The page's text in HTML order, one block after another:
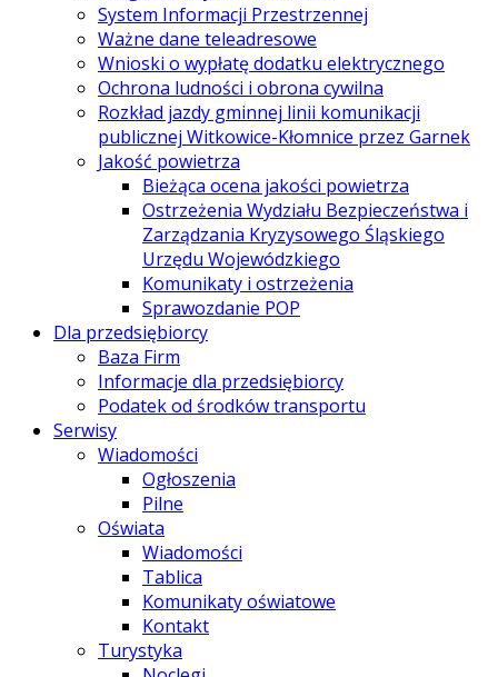
System Informacji Przestrzennej
Ważne dane teleadresowe
Wnioski o wypłatę dodatku elektrycznego
Ochrona ludności i obrona cywilna
Rozkład jazdy gminnej linii komunikacji
publicznej Witkowice-Kłomnice przez Garnek
Jakość powietrza
Bieżąca ocena jakości powietrza
Ostrzeżenia Wydziału Bezpieczeństwa i
Zarządzania Kryzysowego Śląskiego
Urzędu Wojewódzkiego
Komunikaty i ostrzeżenia
Sprawozdanie POP
Dla przedsiębiorcy
Baza Firm
Informacje dla przedsiębiorcy
Podatek od środków transportu
Serwisy
Wiadomości
Ogłoszenia
Pilne
Oświata
Wiadomości
Tablica
Komunikaty oświatowe
Kontakt
Turystyka